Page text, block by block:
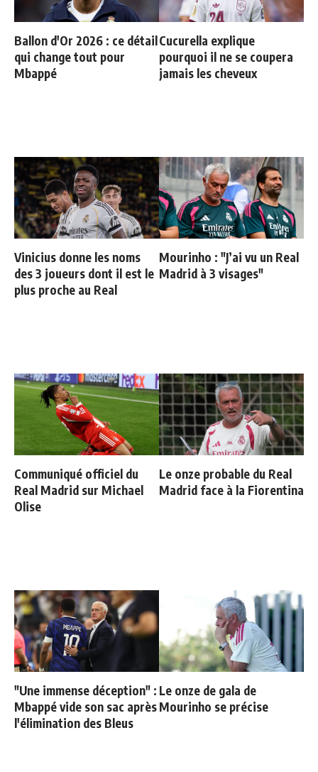
Ballon d'Or 2026 : ce détail
qui change tout pour
Mbappé
Cucurella explique
pourquoi il ne se coupera
jamais les cheveux
Vinicius donne les noms
des 3 joueurs dont il est le
plus proche au Real
Mourinho : "J’ai vu un Real
Madrid à 3 visages"
Communiqué officiel du
Real Madrid sur Michael
Olise
Le onze probable du Real
Madrid face à la Fiorentina
"Une immense déception" :
Mbappé vide son sac après
l'élimination des Bleus
Le onze de gala de
Mourinho se précise